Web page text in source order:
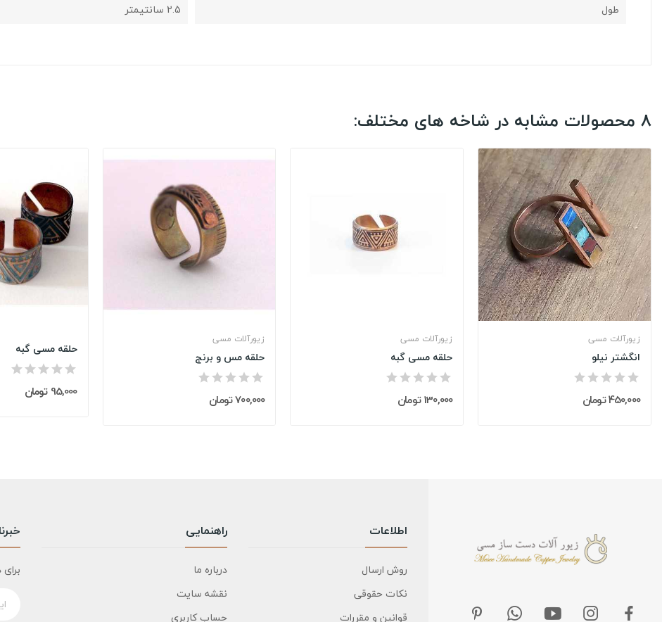
طول
2.5 سانتیمتر
8 محصولات مشابه در شاخه های مختلف:
حلقه مسی گبه
95,000 تومان
زیورآلات مسی
حلقه مس و برنج
700,000 تومان
زیورآلات مسی
حلقه مسی گبه
130,000 تومان
زیورآلات مسی
انگشتر نیلو
450,000 تومان
اطلاعات
روش ارسال
نکات حقوقی
قوانین و مقررات
راهنمایی
درباره ما
نقشه سایت
حساب کاربری